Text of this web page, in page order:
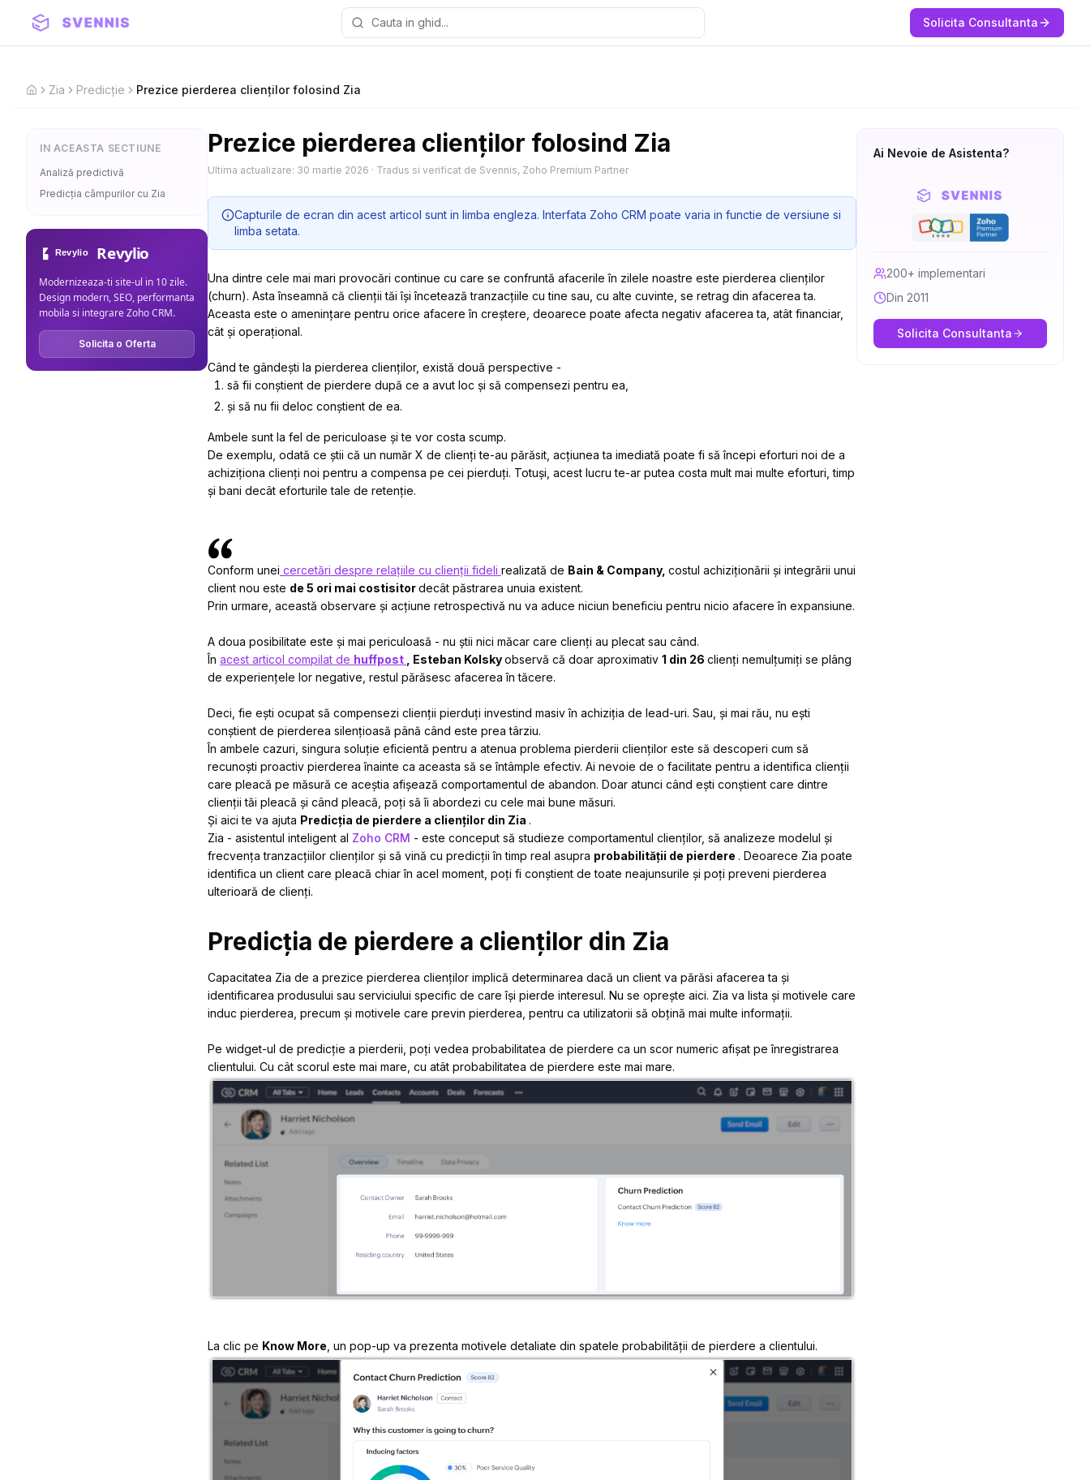
Solicita Consultanta
HomeZia Predicție Prezice pierderea clienților folosind Zia
IN ACEASTA SECTIUNE
Analiză predictivă
Predicția câmpurilor cu Zia
Revylio
Modernizeaza-ti site-ul in 10 zile.
Design modern, SEO, performanta
mobila si integrare Zoho CRM.
Solicita o Oferta
Prezice pierderea clienților folosind Zia
Ultima actualizare: 30 martie 2026 · Tradus si verificat de Svennis, Zoho Premium Partner
Capturile de ecran din acest articol sunt in limba engleza. Interfata Zoho CRM poate varia in functie de versiune si
limba setata.
Una dintre cele mai mari provocări continue cu care se confruntă afacerile în zilele noastre este pierderea clienților
(churn). Asta înseamnă că clienții tăi își încetează tranzacțiile cu tine sau, cu alte cuvinte, se retrag din afacerea ta.
Aceasta este o amenințare pentru orice afacere în creștere, deoarece poate afecta negativ afacerea ta, atât financiar,
cât și operațional.
Când te gândești la pierderea clienților, există două perspective -
să fii conștient de pierdere după ce a avut loc și să compensezi pentru ea,
și să nu fii deloc conștient de ea.
Ambele sunt la fel de periculoase și te vor costa scump.
De exemplu, odată ce știi că un număr X de clienți te-au părăsit, acțiunea ta imediată poate fi să începi eforturi noi de a
achiziționa clienți noi pentru a compensa pe cei pierduți. Totuși, acest lucru te-ar putea costa mult mai multe eforturi, timp
și bani decât eforturile tale de retenție.
Conform unei cercetări despre relațiile cu clienții fideli realizată de Bain & Company, costul achiziționării și integrării unui
client nou este de 5 ori mai costisitordecât păstrarea unuia existent.
Prin urmare, această observare și acțiune retrospectivă nu va aduce niciun beneficiu pentru nicio afacere în expansiune.
A doua posibilitate este și mai periculoasă - nu știi nici măcar care clienți au plecat sau când.
În acest articol compilat de huffpost Esteban Kolskyobservă că doar aproximativ 1 din 26 clienți nemulțumiți se plâng
de experiențele lor negative, restul părăsesc afacerea în tăcere.
Deci, fie ești ocupat să compensezi clienții pierduți investind masiv în achiziția de lead-uri. Sau, și mai rău, nu ești
conștient de pierderea silențioasă până când este prea târziu.
În ambele cazuri, singura soluție eficientă pentru a atenua problema pierderii clienților este să descoperi cum să
recunoști proactiv pierderea înainte ca aceasta să se întâmple efectiv. Ai nevoie de o facilitate pentru a identifica clienții
care pleacă pe măsură ce aceștia afișează comportamentul de abandon. Doar atunci când ești conștient care dintre
clienții tăi pleacă și când pleacă, poți să îi abordezi cu cele mai bune măsuri.
Și aici te va ajuta Predicția de pierdere a clienților din Zia .
Zia - asistentul inteligent al Zoho CRM - este conceput să studieze comportamentul clienților, să analizeze modelul și
frecvența tranzacțiilor clienților și să vină cu predicții în timp real asupra probabilității de pierdere . Deoarece Zia poate
identifica un client care pleacă chiar în acel moment, poți fi conștient de toate neajunsurile și poți preveni pierderea
ulterioară de clienți.
Predicția de pierdere a clienților din Zia
Capacitatea Zia de a prezice pierderea clienților implică determinarea dacă un client va părăsi afacerea ta și
identificarea produsului sau serviciului specific de care își pierde interesul. Nu se oprește aici. Zia va lista și motivele care
induc pierderea, precum și motivele care previn pierderea, pentru ca utilizatorii să obțină mai multe informații.
Pe widget-ul de predicție a pierderii, poți vedea probabilitatea de pierdere ca un scor numeric afișat pe înregistrarea
clientului. Cu cât scorul este mai mare, cu atât probabilitatea de pierdere este mai mare.
La clic pe Know More , un pop-up va prezenta motivele detaliate din spatele probabilității de pierdere a clientului.
Ai Nevoie de Asistenta?
200+ implementari
Din 2011
Solicita Consultanta